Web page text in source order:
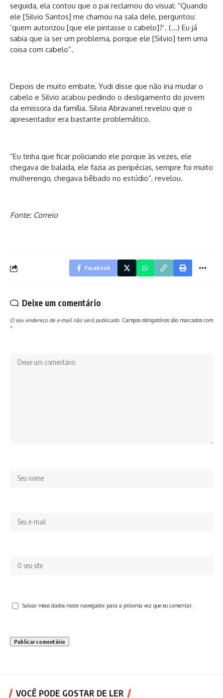
seguida, ela contou que o pai reclamou do visual: “Quando
ele [Silvio Santos] me chamou na sala dele, perguntou:
‘quem autorizou [que ele pintasse o cabelo]?’. (…) Eu já
sabia que ia ser um problema, porque ele [Silvio] tem uma
coisa com cabelo”.
Depois de muito embate, Yudi disse que não iria mudar o
cabelo e Silvio acabou pedindo o desligamento do jovem
da emissora da família. Silvia Abravanel revelou que o
apresentador era bastante problemático.
“Eu tinha que ficar policiando ele porque às vezes, ele
chegava de balada, ele fazia as peripécias, sempre foi muito
mulherengo, chegava bêbado no estúdio”, revelou.
Fonte: Correio
Facebook
Deixe um comentário
O seu endereço de e-mail não será publicado. Campos obrigatórios são marcados com
*
Salvar meus dados neste navegador para a próxima vez que eu comentar.
VOCÊ PODE GOSTAR DE LER